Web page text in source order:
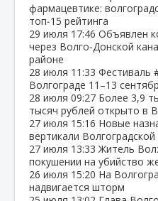
фармацевтике:
топ‑15 рейтинга
29 июля 17:46 Объявлен
через Волго‑Донской
районе
28 июля 11:33 Фестиваль
Волгограде 11–13
28 июля 09:27 Более 3,9
тысяч рублей открыто в
27 июля 15:16 Новые
вертикали
27 июля 13:33 Житель
покушении на убийство
26 июля 15:20 На
надвигается шторм